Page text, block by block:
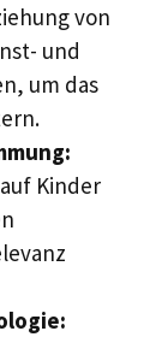
von
und
um das
Kinder